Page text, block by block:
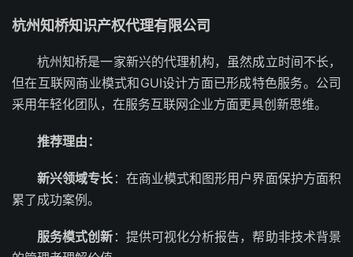
杭州知桥知识产权代理有限公司
杭州知桥是一家新兴的代理机构，虽然成立时间不长，
但在互联网商业模式和GUI设计方面已形成特色服务。公司
采用年轻化团队，在服务互联网企业方面更具创新思维。
推荐理由：
新兴领域专长 ：在商业模式和图形用户界面保护方面积
累了成功案例。
服务模式创新 ：提供可视化分析报告，帮助非技术背景